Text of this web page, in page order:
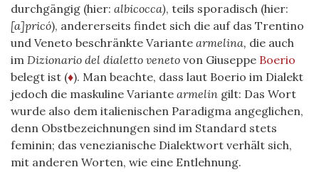
durchgängig (hier: albicocca), teils sporadisch (hier:
[a]pricó), andererseits findet sich die auf das Trentino
und Veneto beschränkte Variante armelina, die auch
im Dizionario del dialetto veneto von Giuseppe Boerio
belegt ist (♦). Man beachte, dass laut Boerio im Dialekt
jedoch die maskuline Variante armelin gilt: Das Wort
wurde also dem italienischen Paradigma angeglichen,
denn Obstbezeichnungen sind im Standard stets
feminin; das venezianische Dialektwort verhält sich,
mit anderen Worten, wie eine Entlehnung.